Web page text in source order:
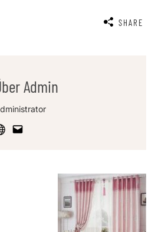
SHARE
Admin